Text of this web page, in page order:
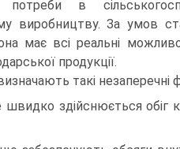
в
виробництву. За умов
має всі реальні
продукції.
такі незаперечні
швидко здійснюється обіг